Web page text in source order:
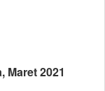
2021